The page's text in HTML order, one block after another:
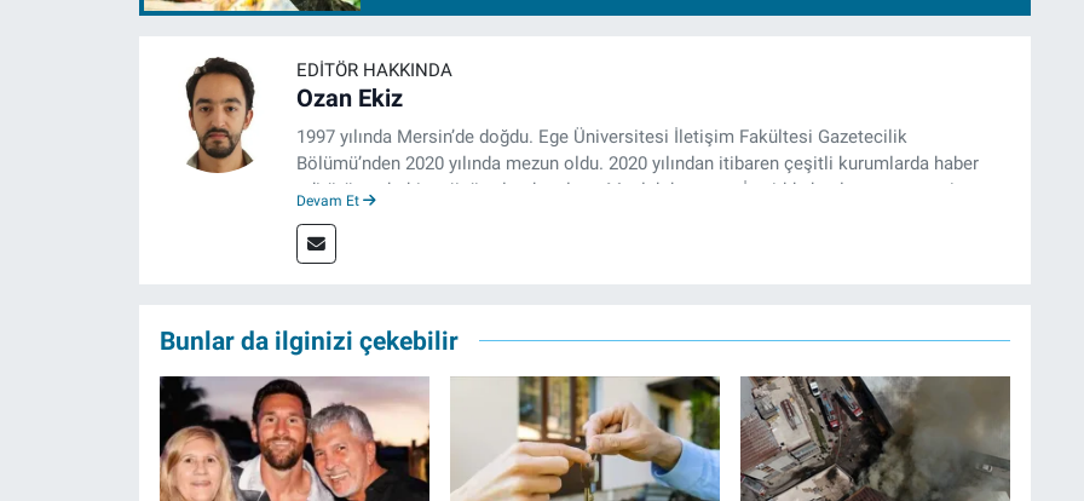
EDITÖR HAKKINDA
Ozan Ekiz
1997 yılında Mersin’de doğdu. Ege Üniversitesi İletişim Fakültesi Gazetecilik
Bölümü’nden 2020 yılında mezun oldu. 2020 yılından itibaren çeşitli kurumlarda haber
editörü, muhabir, rejisör olarak çalıştı. Meslek hayatına İzmir’de başlayan gazeteci,
Devam Et
Bunlar da ilginizi çekebilir